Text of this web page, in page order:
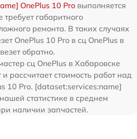
OnePlus 10 Pro выполняется
габаритного
ремонта. В таких случаях
OnePlus 10 Pro в сц OnePlus в
обратно.
сц OnePlus в Хабаровске
рассчитает стоимость работ над
10 Pro. [dataset:services:name]
статистике в среднем
наличии запчастей.